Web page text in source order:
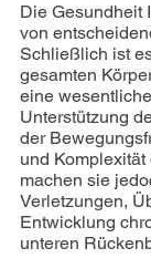
Die Gesundheit
von
Schließlich ist
gesamten
eine
Unterstützung
der
und
machen sie
Verletzungen,
Entwicklung
unteren